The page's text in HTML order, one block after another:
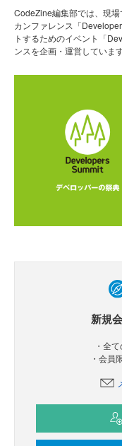
CodeZine編集部では、現
カンファレンス「
トするためのイベント「
ンスを企画・運営しています
新規
・全
・会員